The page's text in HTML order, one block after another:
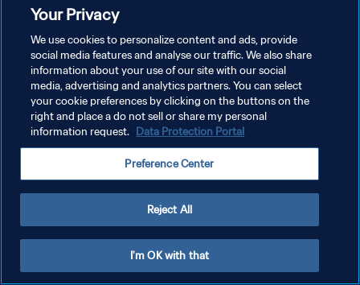
سياسة الخصوصية
إدارة تفضيلات ملفات تعريف الارتباط
Your Privacy
We use cookies to personalize content and ads, provide
social media features and analyse our traffic. We also share
information about your use of our site with our social
media, advertising and analytics partners. You can select
your cookie preferences by clicking on the buttons on the
right and place a do not sell or share my personal
information request. Data Protection Portal
Preference Center
Reject All
I'm OK with that